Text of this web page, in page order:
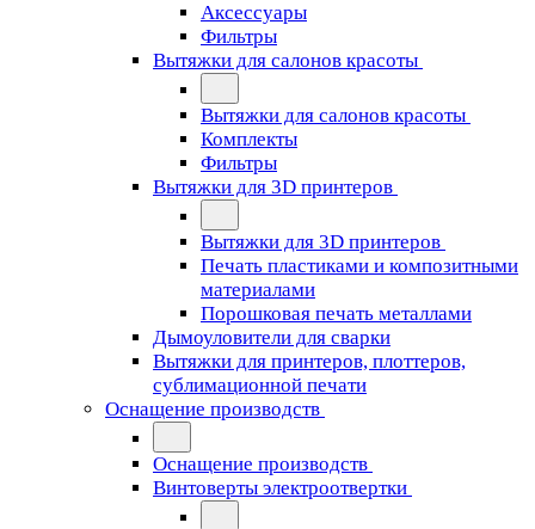
Аксессуары
Фильтры
Вытяжки для салонов красоты
Вытяжки для салонов красоты
Комплекты
Фильтры
Вытяжки для 3D принтеров
Вытяжки для 3D принтеров
Печать пластиками и композитными
материалами
Порошковая печать металлами
Дымоуловители для сварки
Вытяжки для принтеров, плоттеров,
сублимационной печати
Оснащение производств
Оснащение производств
Винтоверты электроотвертки